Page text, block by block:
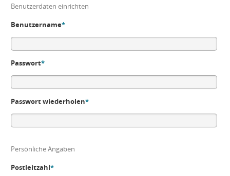
Benutzerdaten einrichten
Benutzername*
Passwort*
Passwort wiederholen*
Persönliche Angaben
Postleitzahl*